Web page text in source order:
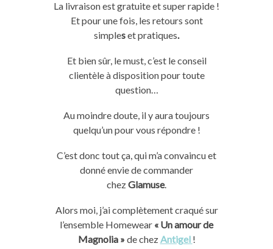
La livraison est gratuite et super rapide !
Et pour une fois, les retours sont
simpleset pratiques.
Et bien sûr, le must, c’est le conseil
clientèle à disposition pour toute
question…
Au moindre doute, il y aura toujours
quelqu’un pour vous répondre !
C’est donc tout ça, qui m’a convaincu et
donné envie de commander
chezGlamuse.
Alors moi, j’ai complètement craqué sur
l’ensemble Homewear « Un amour de
Magnolia » de chez Antigel !